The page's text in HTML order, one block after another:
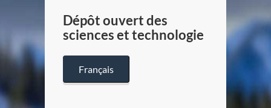
Dépôt ouvert des
sciences et technologie
Français